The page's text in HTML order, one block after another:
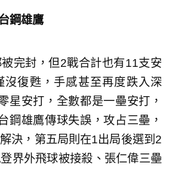
鋼雄鷹
完封，但2戰合計也有11支安
沒復甦，手感甚至再度跌入深
星安打，全數都是一壘安打，
鋼雄鷹傳球失誤，攻占三壘，
決，第五局則在1出局後選到2
界外飛球被接殺、張仁偉三壘